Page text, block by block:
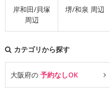
岸和田/貝塚
周辺
堺/和泉 周辺
カテゴリから探す
大阪府の 予約なしOK